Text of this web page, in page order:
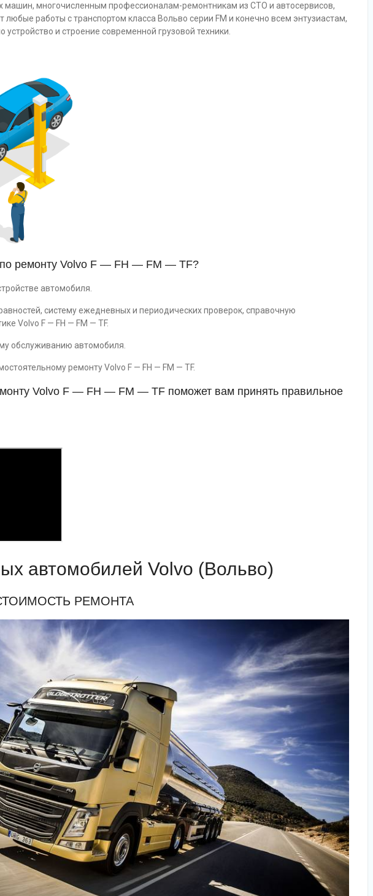
машин, многочисленным профессионалам-ремонтникам из СТО и автосервисов,
любые работы с транспортом класса Вольво серии FM и конечно всем энтузиастам,
и строение современной грузовой техники.
по ремонту Volvo F — FH — FM — TF?
автомобиля.
систему ежедневных и периодических проверок, справочную
Volvo F — FH — FM — TF.
обслуживанию автомобиля.
ремонту Volvo F — FH — FM — TF.
Volvo F — FH — FM — TF поможет вам принять правильное
автомобилей Volvo (Вольво)
РЕМОНТА